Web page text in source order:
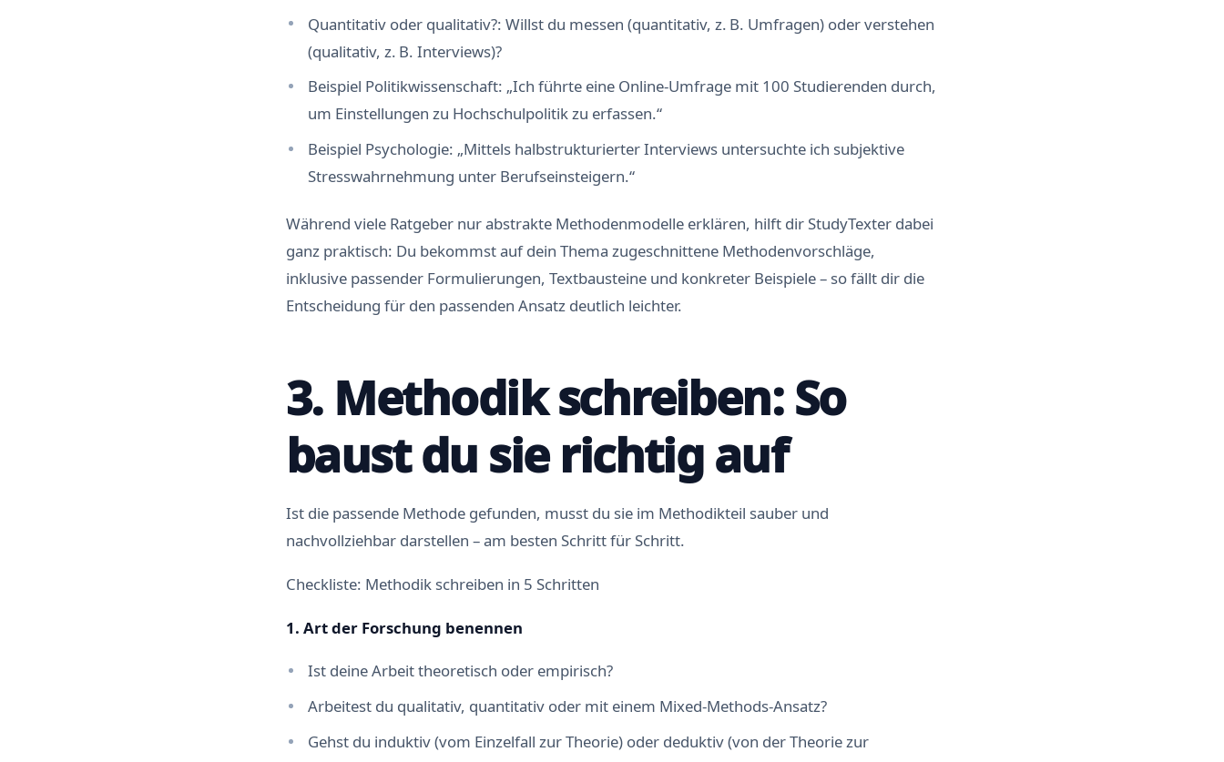
Quantitativ oder qualitativ?: Willst du messen (quantitativ, z. B. Umfragen) oder verstehen
(qualitativ, z. B. Interviews)?
Beispiel Politikwissenschaft: „Ich führte eine Online-Umfrage mit 100 Studierenden durch,
um Einstellungen zu Hochschulpolitik zu erfassen.“
Beispiel Psychologie: „Mittels halbstrukturierter Interviews untersuchte ich subjektive
Stresswahrnehmung unter Berufseinsteigern.“
Während viele Ratgeber nur abstrakte Methodenmodelle erklären, hilft dir StudyTexter dabei
ganz praktisch: Du bekommst auf dein Thema zugeschnittene Methodenvorschläge,
inklusive passender Formulierungen, Textbausteine und konkreter Beispiele – so fällt dir die
Entscheidung für den passenden Ansatz deutlich leichter.
3. Methodik schreiben: So
baust du sie richtig auf
Ist die passende Methode gefunden, musst du sie im Methodikteil sauber und
nachvollziehbar darstellen – am besten Schritt für Schritt.
Checkliste: Methodik schreiben in 5 Schritten
1. Art der Forschung benennen
Ist deine Arbeit theoretisch oder empirisch?
Arbeitest du qualitativ, quantitativ oder mit einem Mixed-Methods-Ansatz?
Gehst du induktiv (vom Einzelfall zur Theorie) oder deduktiv (von der Theorie zur